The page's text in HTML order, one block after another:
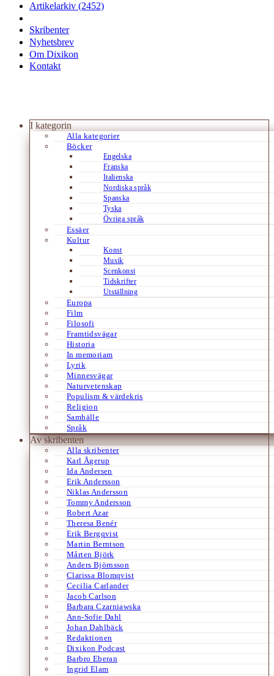
Artikelarkiv (2452)
Skribenter
Nyhetsbrev
Om Dixikon
Kontakt
I kategorin
Alla kategorier
Böcker
Engelska
Franska
Italienska
Nordiska språk
Spanska
Tyska
Övriga språk
Essäer
Kultur
Konst
Musik
Scenkonst
Tidskrifter
Utställning
Europa
Film
Filosofi
Framtidsvägar
Historia
In memoriam
Lyrik
Minnesvägar
Naturvetenskap
Populism & värdekris
Religion
Samhälle
Språk
Av skribenten
Alla skribenter
Karl Ågerup
Ida Andersen
Erik Andersson
Niklas Andersson
Tommy Andersson
Robert Azar
Theresa Benér
Erik Bergqvist
Martin Berntson
Mårten Björk
Anders Björnsson
Clarissa Blomqvist
Cecilia Carlander
Jacob Carlson
Barbara Czarniawska
Ann-Sofie Dahl
Johan Dahlbäck
Redaktionen
Dixikon Podcast
Barbro Eberan
Ingrid Elam